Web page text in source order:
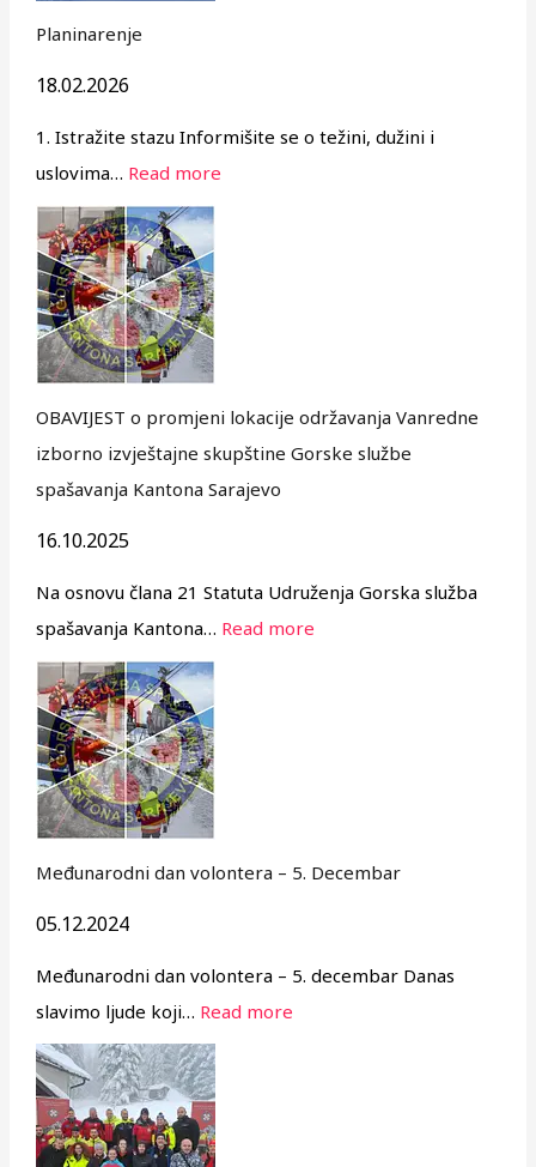
Planinarenje
18.02.2026
1. Istražite stazu Informišite se o težini, dužini i
uslovima… Read more
OBAVIJEST o promjeni lokacije održavanja Vanredne
izborno izvještajne skupštine Gorske službe
spašavanja Kantona Sarajevo
16.10.2025
Na osnovu člana 21 Statuta Udruženja Gorska služba
spašavanja Kantona… Read more
Međunarodni dan volontera – 5. Decembar
05.12.2024
Međunarodni dan volontera – 5. decembar Danas
slavimo ljude koji… Read more